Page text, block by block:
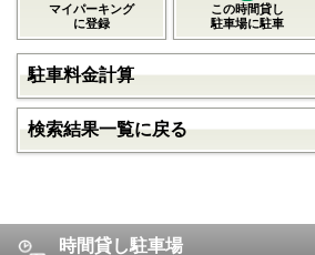
マイパーキング
に登録
この時間貸し
駐車場に駐車
駐車料金計算
検索結果一覧に戻る
時間貸し駐車場